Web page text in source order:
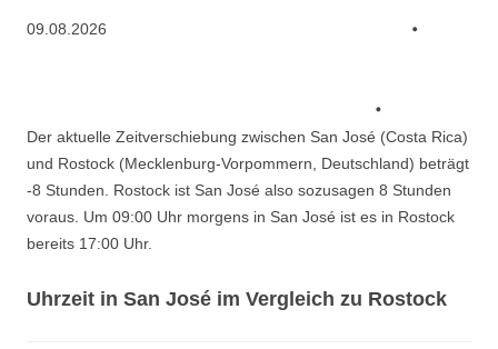
09.08.2026
Der aktuelle Zeitverschiebung zwischen San José (Costa Rica)
und Rostock (Mecklenburg-Vorpommern, Deutschland) beträgt
-8 Stunden. Rostock ist San José also sozusagen 8 Stunden
voraus. Um 09:00 Uhr morgens in San José ist es in Rostock
bereits 17:00 Uhr.
Uhrzeit in San José im Vergleich zu Rostock